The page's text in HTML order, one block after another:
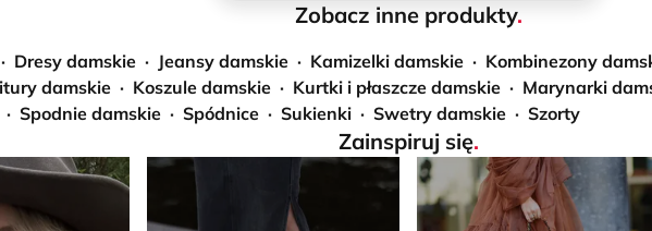
Zobacz inne produkty.
Dresy damskie Jeansy damskie Kamizelki damskie
Kombinezony
damskie
Koszule damskie Kurtki i płaszcze damskie Marynarki
Spodnie damskie Spódnice Sukienki Swetry damskie Szorty
Zainspiruj się.